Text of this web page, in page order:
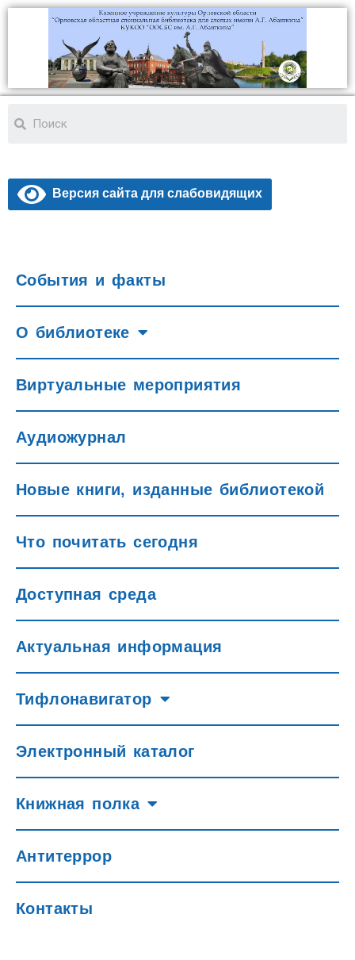
Версия сайта для слабовидящих
События и факты
О библиотеке
Виртуальные мероприятия
Аудиожурнал
Новые книги, изданные библиотекой
Что почитать сегодня
Доступная среда
Актуальная информация
Тифлонавигатор
Электронный каталог
Книжная полка
Антитеррор
Контакты